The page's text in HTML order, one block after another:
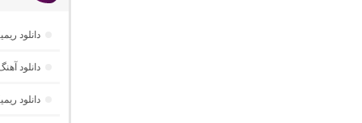
دانلود ریمیکس ریورب 4 از
دانلود آهنگ
دانلود